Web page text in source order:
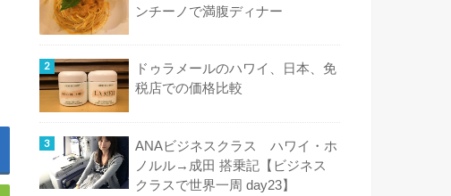
ンチーノで満腹ディナー
ドゥラメールのハワイ、日本、免
税店での価格比較
ANAビジネスクラス ハワイ・ホ
ノルル→成田 搭乗記【ビジネス
クラスで世界一周 day23】